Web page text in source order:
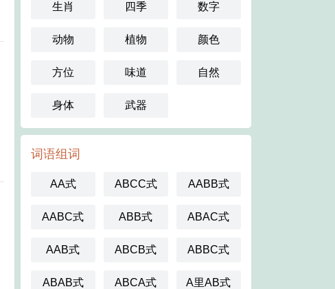
生肖 四季 数字
动物 植物 颜色
方位 味道 自然
身体 武器
词语组词
AA式 ABCC式 AABB式
AABC式 ABB式 ABAC式
AAB式 ABCB式 ABBC式
ABAB式 ABCA式 A里AB式